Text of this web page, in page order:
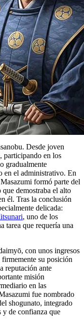
Desde joven
participando en los
gradualmente
en el administrativo. En
formó parte del
demostraba el alto
él. Tras la conclusión
delicada:
, uno de los
tarea que requería una
con unos ingresos
su posición
reputación ante
misión
en las
fue nombrado
shogunato, integrado
y de confianza que